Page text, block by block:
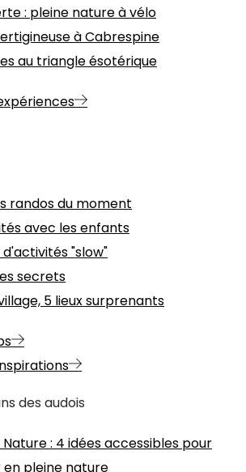
: pleine nature à vélo
à Cabrespine
au triangle ésotérique
randos du moment
avec les enfants
d'activités "slow"
secrets
5 lieux surprenants
des audois
Nature: 4 idées accessibles pour
en pleine nature